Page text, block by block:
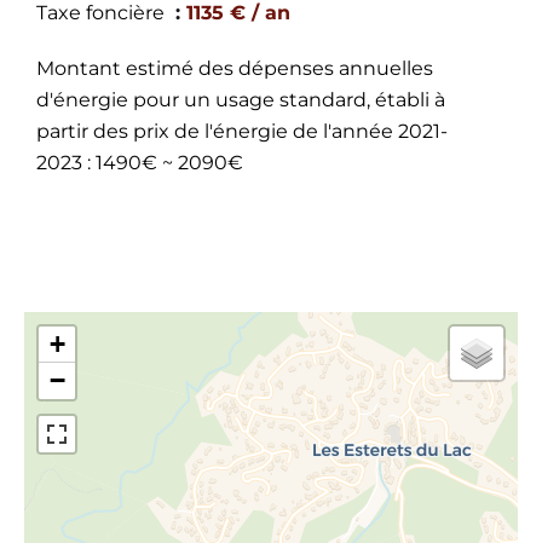
Taxe foncière 1135 € / an
Montant estimé des dépenses annuelles
d'énergie pour un usage standard, établi à
partir des prix de l'énergie de l'année 2021-
2023 : 1490€ ~ 2090€
+
−